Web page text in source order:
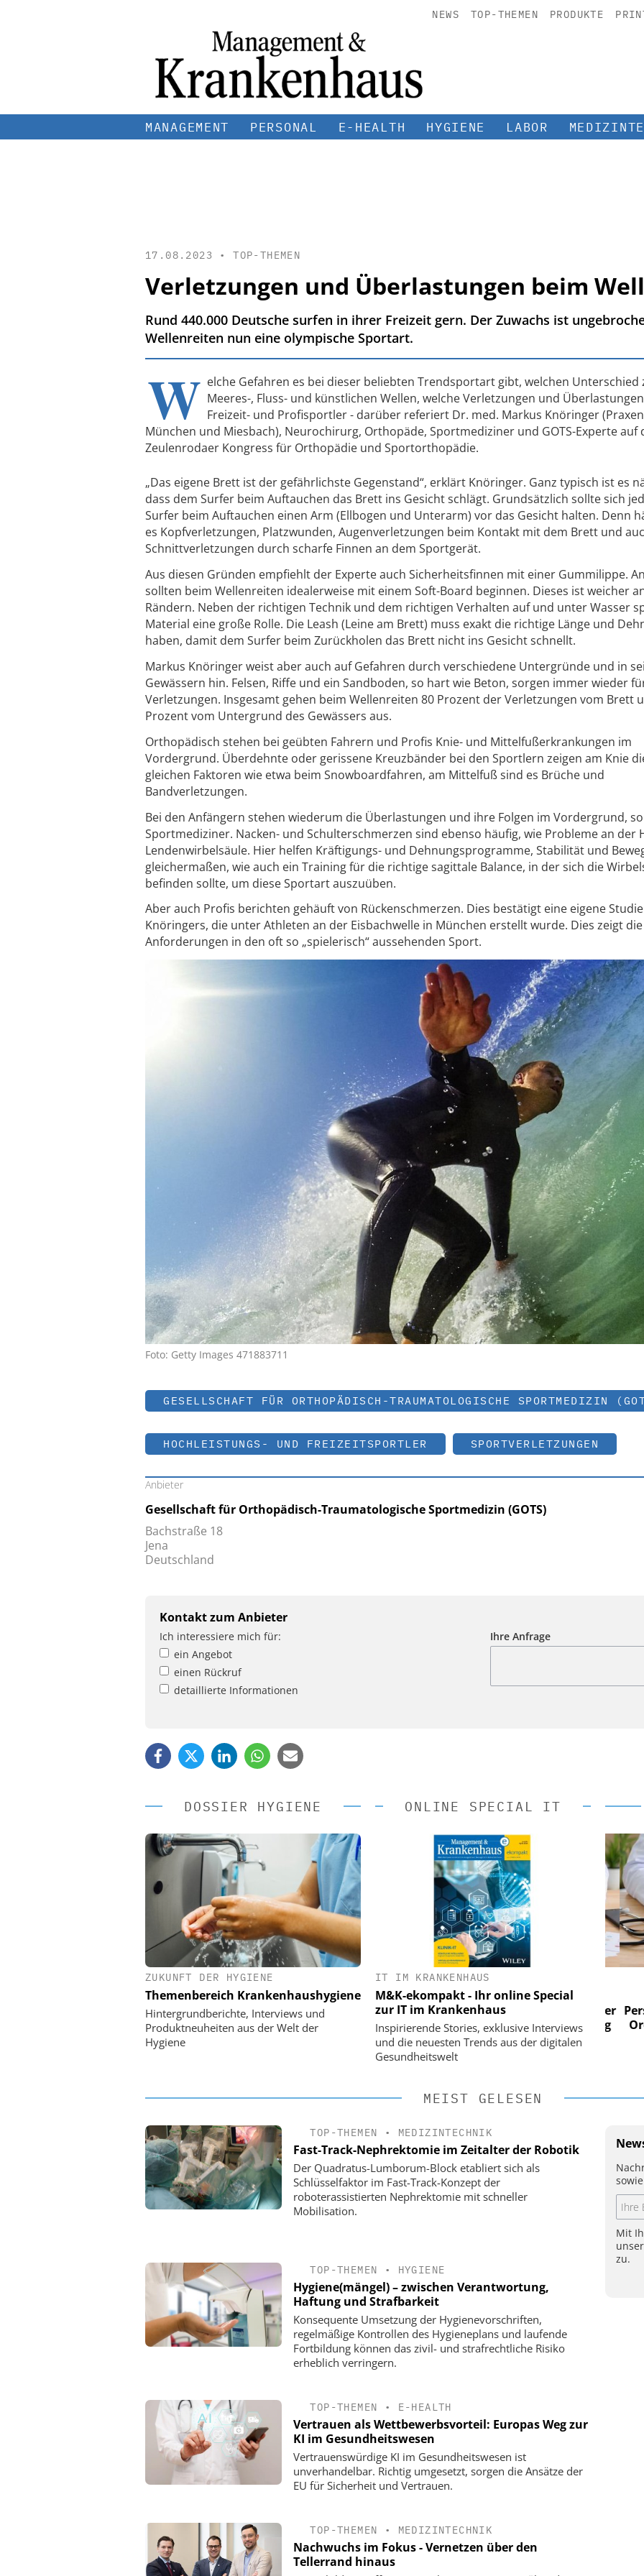
NEWS TOP-THEMEN PRODUKTE
MANAGEMENT PERSONAL E-HEALTH HYGIENE LABOR
17.08.2023 •TOP-THEMEN
Verletzungen und Überlastungen beim
Rund 440.000 Deutsche surfen in ihrer Freizeit gern. Der Zuwachs ist
Wellenreiten nun eine olympische Sportart.
W elche Gefahren es bei dieser beliebten Trendsportart gibt, welchen Unterschied
Meeres-, Fluss- und künstlichen Wellen, welche Verletzungen und
Freizeit- und Profisportler - darüber referiert Dr. med. Markus Knöringer
München und Miesbach), Neurochirurg, Orthopäde, Sportmediziner und GOTS-Experte auf
Zeulenrodaer Kongress für Orthopädie und Sportorthopädie.
„Das eigene Brett ist der gefährlichste Gegenstand“, erklärt Knöringer. Ganz typisch ist es
dass dem Surfer beim Auftauchen das Brett ins Gesicht schlägt. Grundsätzlich sollte sich
Surfer beim Auftauchen einen Arm (Ellbogen und Unterarm) vor das Gesicht halten. Denn
es Kopfverletzungen, Platzwunden, Augenverletzungen beim Kontakt mit dem Brett und
Schnittverletzungen durch scharfe Finnen an dem Sportgerät.
Aus diesen Gründen empfiehlt der Experte auch Sicherheitsfinnen mit einer Gummilippe.
sollten beim Wellenreiten idealerweise mit einem Soft-Board beginnen. Dieses ist weicher
Rändern. Neben der richtigen Technik und dem richtigen Verhalten auf und unter Wasser
Material eine große Rolle. Die Leash (Leine am Brett) muss exakt die richtige Länge und
haben, damit dem Surfer beim Zurückholen das Brett nicht ins Gesicht schnellt.
Markus Knöringer weist aber auch auf Gefahren durch verschiedene Untergründe und in
Gewässern hin. Felsen, Riffe und ein Sandboden, so hart wie Beton, sorgen immer wieder
Verletzungen. Insgesamt gehen beim Wellenreiten 80 Prozent der Verletzungen vom Brett
Prozent vom Untergrund des Gewässers aus.
Orthopädisch stehen bei geübten Fahrern und Profis Knie- und Mittelfußerkrankungen im
Vordergrund. Überdehnte oder gerissene Kreuzbänder bei den Sportlern zeigen am Knie
gleichen Faktoren wie etwa beim Snowboardfahren, am Mittelfuß sind es Brüche und
Bandverletzungen.
Bei den Anfängern stehen wiederum die Überlastungen und ihre Folgen im Vordergrund,
Sportmediziner. Nacken- und Schulterschmerzen sind ebenso häufig, wie Probleme an der
Lendenwirbelsäule. Hier helfen Kräftigungs- und Dehnungsprogramme, Stabilität und
gleichermaßen, wie auch ein Training für die richtige sagittale Balance, in der sich die
befinden sollte, um diese Sportart auszuüben.
Aber auch Profis berichten gehäuft von Rückenschmerzen. Dies bestätigt eine eigene Studie
Knöringers, die unter Athleten an der Eisbachwelle in München erstellt wurde. Dies zeigt
Anforderungen in den oft so „spielerisch“ aussehenden Sport.
Foto: Getty Images 471883711
GESELLSCHAFT FÜR ORTHOPÄDISCH-TRAUMATOLOGISCHE SPORTMEDIZIN
HOCHLEISTUNGS- UND FREIZEITSPORTLER SPORTVERLETZUNGEN
Anbieter
Gesellschaft für Orthopädisch-Traumatologische Sportmedizin (GOTS)
Bachstraße 18
Jena
Deutschland
Kontakt zum Anbieter
Ich interessiere mich für:
ein Angebot
einen Rückruf
detaillierte Informationen
Ihre Anfrage
DOSSIER HYGIENE
ZUKUNFT DER HYGIENE
Themenbereich Krankenhaushygiene
Hintergrundberichte, Interviews und
Produktneuheiten aus der Welt der
Hygiene
ONLINE SPECIAL IT
IT IM KRANKENHAUS
M&K-ekompakt - Ihr online Special
zur IT im Krankenhaus
Inspirierende Stories, exklusive Interviews
und die neuesten Trends aus der digitalen
Gesundheitswelt
EASY SOFTWARE AG
Digitalisierung im
Personalmanagement: Von digitaler
Ordnung zur KI-fähigen Steuerung
EASY SOFTWARE AG
Digitalisierung im
Personalmanagement: Von digitaler
Ordnung zur KI-fähigen Steuerung
MEIST GELESEN
TOP-THEMEN • MEDIZINTECHNIK
Fast-Track-Nephrektomie im Zeitalter der Robotik
Der Quadratus-Lumborum-Block etabliert sich als
Schlüsselfaktor im Fast-Track-Konzept der
roboterassistierten Nephrektomie mit schneller
Mobilisation.
TOP-THEMEN • HYGIENE
Hygiene(mängel) – zwischen Verantwortung,
Haftung und Strafbarkeit
Konsequente Umsetzung der Hygienevorschriften,
regelmäßige Kontrollen des Hygieneplans und laufende
Fortbildung können das zivil- und strafrechtliche Risiko
erheblich verringern.
TOP-THEMEN • E-HEALTH
Vertrauen als Wettbewerbsvorteil: Europas Weg zur
KI im Gesundheitswesen
Vertrauenswürdige KI im Gesundheitswesen ist
unverhandelbar. Richtig umgesetzt, sorgen die Ansätze der
EU für Sicherheit und Vertrauen.
TOP-THEMEN • MEDIZINTECHNIK
Nachwuchs im Fokus - Vernetzen über den
Tellerrand hinaus
Mit
zu.